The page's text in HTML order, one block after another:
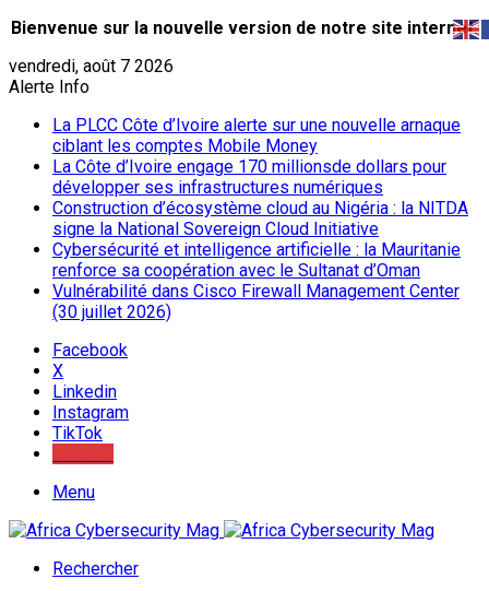
Bienvenue sur la nouvelle version de notre site internet.
vendredi, août 7 2026
Alerte Info
La PLCC Côte d’Ivoire alerte sur une nouvelle arnaque
ciblant les comptes Mobile Money
La Côte d’Ivoire engage 170 millionsde dollars pour
développer ses infrastructures numériques
Construction d’écosystème cloud au Nigéria : la NITDA
signe la National Sovereign Cloud Initiative
Cybersécurité et intelligence artificielle : la Mauritanie
renforce sa coopération avec le Sultanat d’Oman
Vulnérabilité dans Cisco Firewall Management Center
(30 juillet 2026)
Facebook
X
Linkedin
Instagram
TikTok
Menu
Rechercher